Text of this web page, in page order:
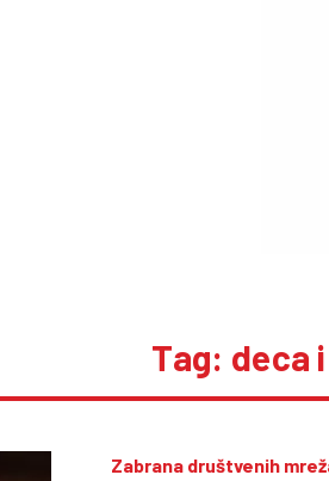
Tag: deca
Zabrana društvenih